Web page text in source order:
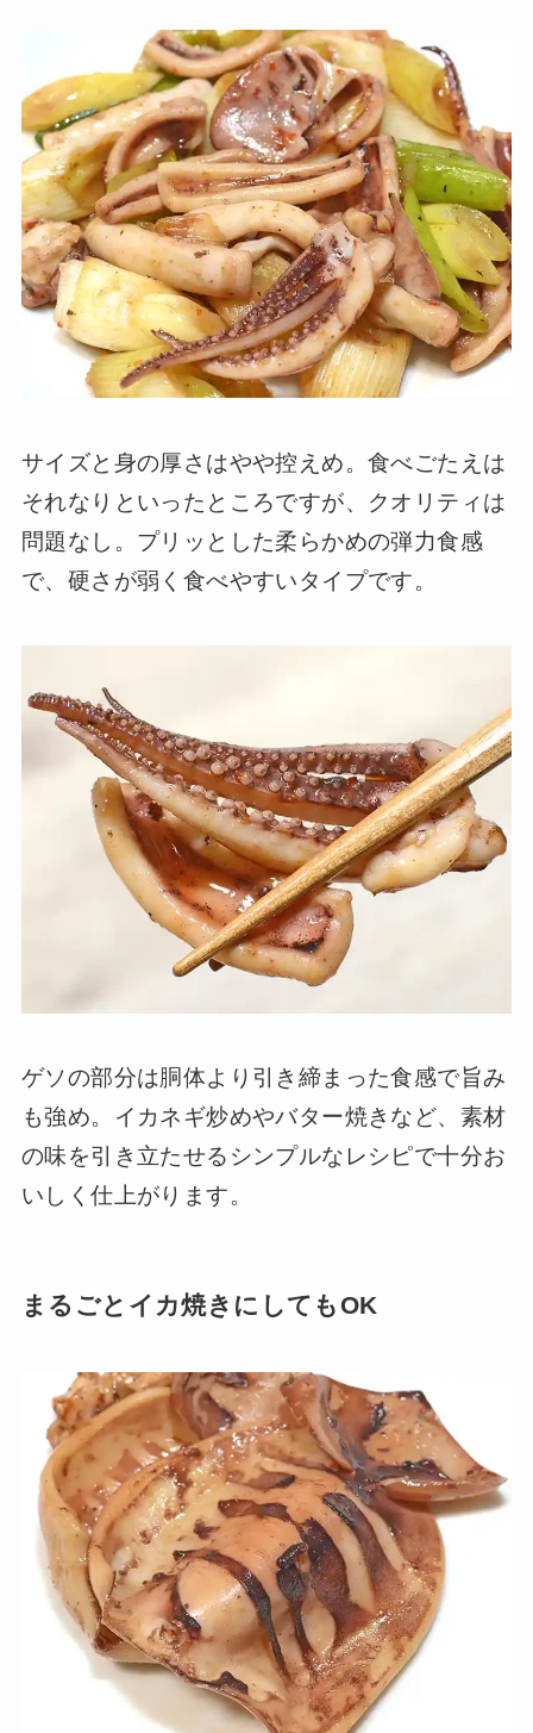
サイズと身の厚さはやや控えめ。食べごたえは
それなりといったところですが、クオリティは
問題なし。プリッとした柔らかめの弾力食感
で、硬さが弱く食べやすいタイプです。
ゲソの部分は胴体より引き締まった食感で旨み
も強め。イカネギ炒めやバター焼きなど、素材
の味を引き立たせるシンプルなレシピで十分お
いしく仕上がります。
まるごとイカ焼きにしてもOK